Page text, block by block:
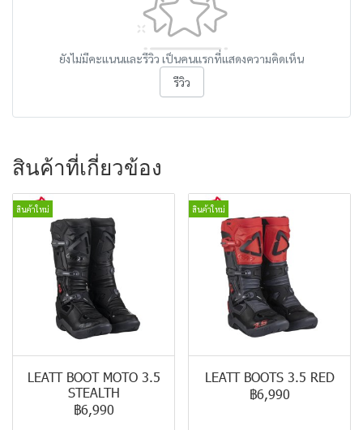
ยังไม่มีคะแนนและรีวิว เป็นคนแรกที่แสดงความคิดเห็น
รีวิว
สินค้าที่เกี่ยวข้อง
สินค้าใหม่
LEATT BOOT MOTO 3.5
STEALTH
฿6,990
สินค้าใหม่
LEATT BOOTS 3.5 RED
฿6,990